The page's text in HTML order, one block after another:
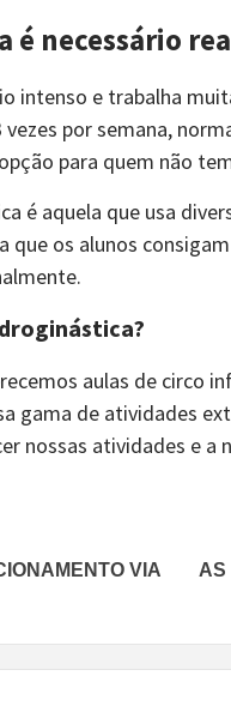
é necessário
intenso e trabalha
por semana,
para quem não
é aquela que usa
que os alunos
aulas de circo
gama de atividades
nossas atividades e a
VIA
AS